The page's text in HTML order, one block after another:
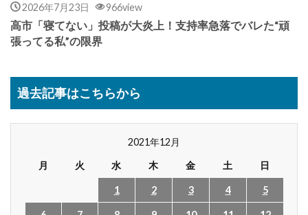
2026年7月23日 966view
高市「寝てない」投稿が大炎上！支持率急落でバレた“頑
張ってる私”の限界
過去記事はこちらから
2021年12月
月
火 水 木 金 土 日
1 2 3 4 5